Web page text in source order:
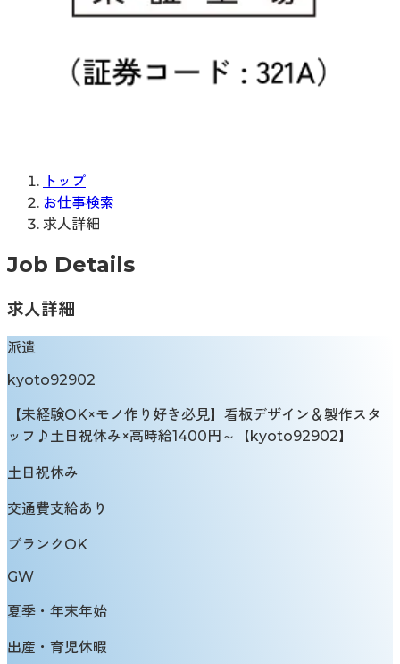
トップ
お仕事検索
求人詳細
Job Details
求人詳細
派遣
kyoto92902
【未経験OK×モノ作り好き必見】看板デザイン＆製作スタ
ッフ♪土日祝休み×高時給1400円～【kyoto92902】
土日祝休み
交通費支給あり
ブランクOK
GW
夏季・年末年始
出産・育児休暇